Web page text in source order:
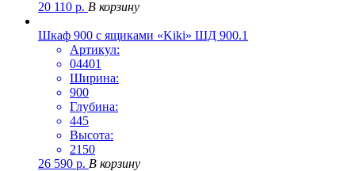
20 110 р. В корзину
Шкаф 900 с ящиками «Kiki» ШД 900.1
Артикул:
04401
Ширина:
900
Глубина:
445
Высота:
2150
26 590 р. В корзину